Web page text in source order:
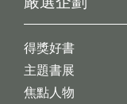
得獎好書
主題書展
焦點人物